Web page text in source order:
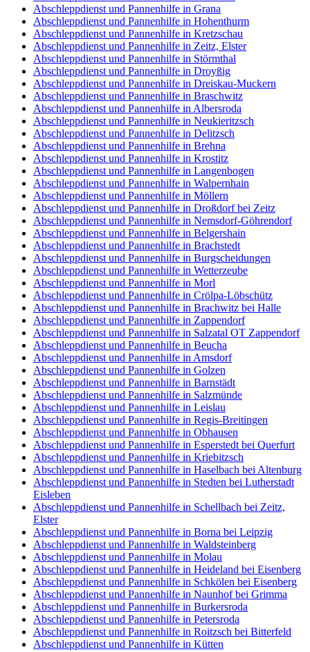
Abschleppdienst und Pannenhilfe in Grana
Abschleppdienst und Pannenhilfe in Hohenthurm
Abschleppdienst und Pannenhilfe in Kretzschau
Abschleppdienst und Pannenhilfe in Zeitz, Elster
Abschleppdienst und Pannenhilfe in Störmthal
Abschleppdienst und Pannenhilfe in Droyßig
Abschleppdienst und Pannenhilfe in Dreiskau-Muckern
Abschleppdienst und Pannenhilfe in Braschwitz
Abschleppdienst und Pannenhilfe in Albersroda
Abschleppdienst und Pannenhilfe in Neukieritzsch
Abschleppdienst und Pannenhilfe in Delitzsch
Abschleppdienst und Pannenhilfe in Brehna
Abschleppdienst und Pannenhilfe in Krostitz
Abschleppdienst und Pannenhilfe in Langenbogen
Abschleppdienst und Pannenhilfe in Walpernhain
Abschleppdienst und Pannenhilfe in Möllern
Abschleppdienst und Pannenhilfe in Droßdorf bei Zeitz
Abschleppdienst und Pannenhilfe in Nemsdorf-Göhrendorf
Abschleppdienst und Pannenhilfe in Belgershain
Abschleppdienst und Pannenhilfe in Brachstedt
Abschleppdienst und Pannenhilfe in Burgscheidungen
Abschleppdienst und Pannenhilfe in Wetterzeube
Abschleppdienst und Pannenhilfe in Morl
Abschleppdienst und Pannenhilfe in Crölpa-Löbschütz
Abschleppdienst und Pannenhilfe in Brachwitz bei Halle
Abschleppdienst und Pannenhilfe in Zappendorf
Abschleppdienst und Pannenhilfe in Salzatal OT Zappendorf
Abschleppdienst und Pannenhilfe in Beucha
Abschleppdienst und Pannenhilfe in Amsdorf
Abschleppdienst und Pannenhilfe in Golzen
Abschleppdienst und Pannenhilfe in Barnstädt
Abschleppdienst und Pannenhilfe in Salzmünde
Abschleppdienst und Pannenhilfe in Leislau
Abschleppdienst und Pannenhilfe in Regis-Breitingen
Abschleppdienst und Pannenhilfe in Obhausen
Abschleppdienst und Pannenhilfe in Esperstedt bei Querfurt
Abschleppdienst und Pannenhilfe in Kriebitzsch
Abschleppdienst und Pannenhilfe in Haselbach bei Altenburg
Abschleppdienst und Pannenhilfe in Stedten bei Lutherstadt
Eisleben
Abschleppdienst und Pannenhilfe in Schellbach bei Zeitz,
Elster
Abschleppdienst und Pannenhilfe in Borna bei Leipzig
Abschleppdienst und Pannenhilfe in Waldsteinberg
Abschleppdienst und Pannenhilfe in Molau
Abschleppdienst und Pannenhilfe in Heideland bei Eisenberg
Abschleppdienst und Pannenhilfe in Schkölen bei Eisenberg
Abschleppdienst und Pannenhilfe in Naunhof bei Grimma
Abschleppdienst und Pannenhilfe in Burkersroda
Abschleppdienst und Pannenhilfe in Petersroda
Abschleppdienst und Pannenhilfe in Roitzsch bei Bitterfeld
Abschleppdienst und Pannenhilfe in Kütten